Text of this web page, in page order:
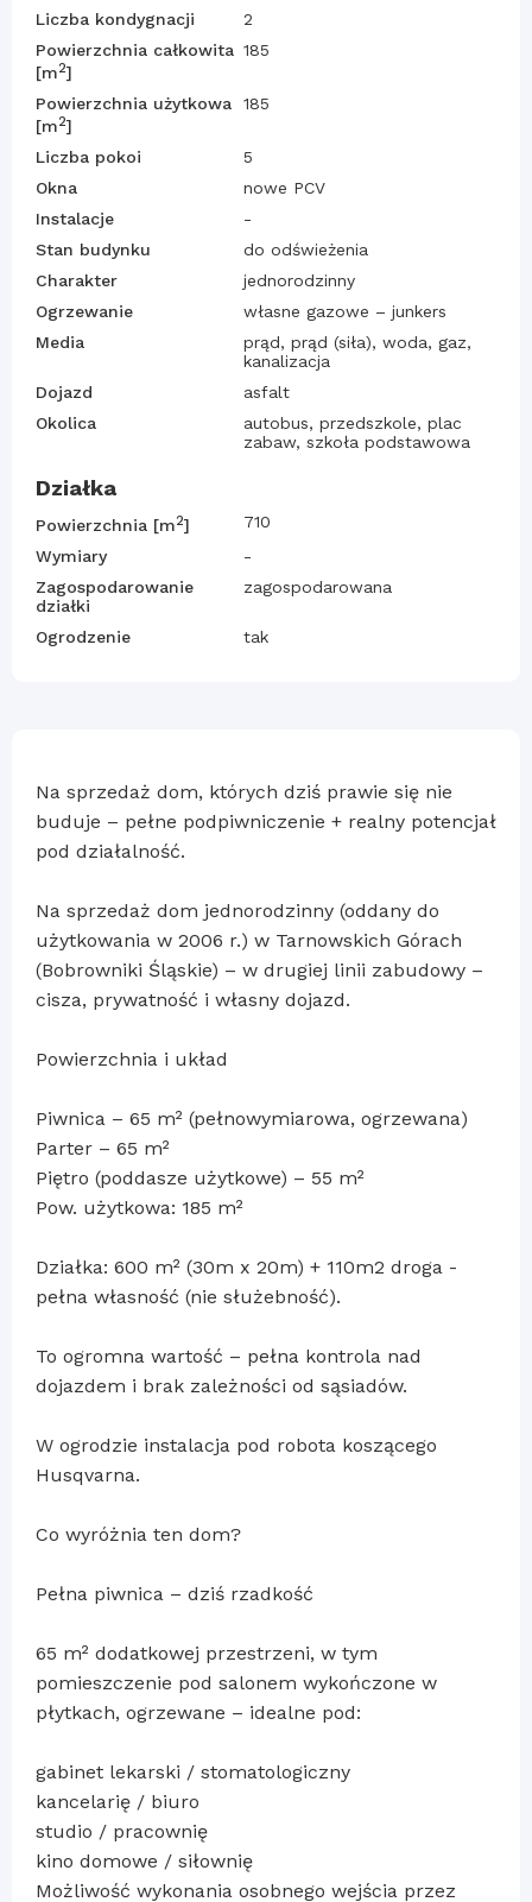
Liczba kondygnacji
2
Powierzchnia całkowita
[m2]
185
Powierzchnia użytkowa
[m2]
185
Liczba pokoi
5
Okna
nowe PCV
Instalacje
-
Stan budynku
do odświeżenia
Charakter
jednorodzinny
Ogrzewanie
własne gazowe – junkers
Media
prąd, prąd (siła), woda, gaz,
kanalizacja
Dojazd
asfalt
Okolica
autobus, przedszkole, plac
zabaw, szkoła podstawowa
Działka
Powierzchnia [m2]
710
Wymiary
-
Zagospodarowanie
działki
zagospodarowana
Ogrodzenie tak
Na sprzedaż dom, których dziś prawie się nie
buduje – pełne podpiwniczenie + realny potencjał
pod działalność.
Na sprzedaż dom jednorodzinny (oddany do
użytkowania w 2006 r.) w Tarnowskich Górach
(Bobrowniki Śląskie) – w drugiej linii zabudowy –
cisza, prywatność i własny dojazd.
Powierzchnia i układ
Piwnica – 65 m² (pełnowymiarowa, ogrzewana)
Parter – 65 m²
Piętro (poddasze użytkowe) – 55 m²
Pow. użytkowa: 185 m²
Działka: 600 m² (30m x 20m) + 110m2 droga -
pełna własność (nie służebność).
To ogromna wartość – pełna kontrola nad
dojazdem i brak zależności od sąsiadów.
W ogrodzie instalacja pod robota koszącego
Husqvarna.
Co wyróżnia ten dom?
Pełna piwnica – dziś rzadkość
65 m² dodatkowej przestrzeni, w tym
pomieszczenie pod salonem wykończone w
płytkach, ogrzewane – idealne pod:
gabinet lekarski / stomatologiczny
kancelarię / biuro
studio / pracownię
kino domowe / siłownię
Możliwość wykonania osobnego wejścia przez